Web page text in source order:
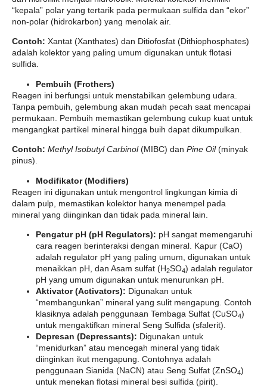
“kepala” polar yang tertarik pada permukaan sulfida dan “ekor”
non-polar (hidrokarbon) yang menolak air.
Contoh: Xantat (Xanthates) dan Ditiofosfat (Dithiophosphates)
adalah kolektor yang paling umum digunakan untuk flotasi
sulfida.
Pembuih (Frothers)
Reagen ini berfungsi untuk menstabilkan gelembung udara.
Tanpa pembuih, gelembung akan mudah pecah saat mencapai
permukaan. Pembuih memastikan gelembung cukup kuat untuk
mengangkat partikel mineral hingga buih dapat dikumpulkan.
Contoh: Methyl Isobutyl Carbinol(MIBC) dan Pine Oil(minyak
pinus).
Modifikator (Modifiers)
Reagen ini digunakan untuk mengontrol lingkungan kimia di
dalam pulp, memastikan kolektor hanya menempel pada
mineral yang diinginkan dan tidak pada mineral lain.
Pengatur pH (pH Regulators): pH sangat memengaruhi
cara reagen berinteraksi dengan mineral. Kapur (CaO)
adalah regulator pH yang paling umum, digunakan untuk
menaikkan pH, dan Asam sulfat (H2SO4) adalah regulator
pH yang umum digunakan untuk menurunkan pH.
Aktivator (Activators): Digunakan untuk
“membangunkan” mineral yang sulit mengapung. Contoh
klasiknya adalah penggunaan Tembaga Sulfat (CuSO4​)
untuk mengaktifkan mineral Seng Sulfida (sfalerit).
Depresan (Depressants): Digunakan untuk
“menidurkan” atau mencegah mineral yang tidak
diinginkan ikut mengapung. Contohnya adalah
penggunaan Sianida (NaCN) atau Seng Sulfat (ZnSO4​)
untuk menekan flotasi mineral besi sulfida (pirit).